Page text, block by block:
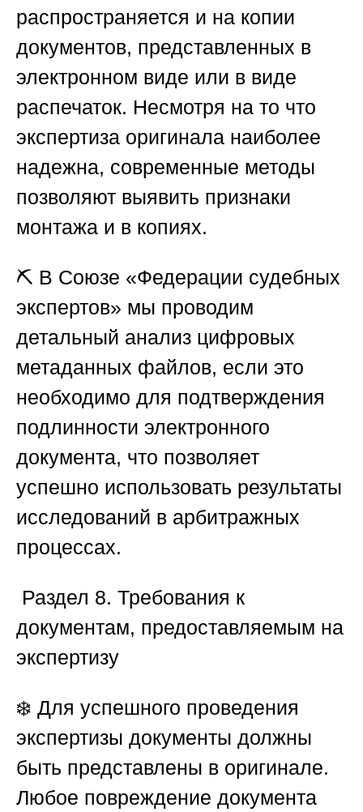
распространяется и на копии
документов, представленных в
электронном виде или в виде
распечаток. Несмотря на то что
экспертиза оригинала наиболее
надежна, современные методы
позволяют выявить признаки
монтажа и в копиях.
⛏️ В Союзе «Федерации судебных
экспертов» мы проводим
детальный анализ цифровых
метаданных файлов, если это
необходимо для подтверждения
подлинности электронного
документа, что позволяет
успешно использовать результаты
исследований в арбитражных
процессах.
Раздел 8. Требования к
документам, предоставляемым на
экспертизу
❄️ Для успешного проведения
экспертизы документы должны
быть представлены в оригинале.
Любое повреждение документа